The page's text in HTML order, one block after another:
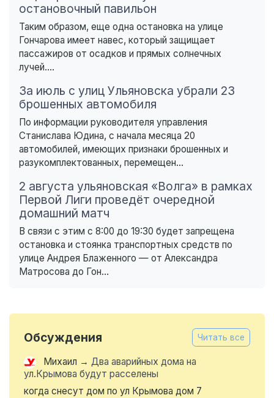
остановочный павильон
Таким образом, еще одна остановка на улице
Гончарова имеет навес, который защищает
пассажиров от осадков и прямых солнечных
лучей....
За июль с улиц Ульяновска убрали 23
брошенных автомобиля
По информации руководителя управления
Станислава Юдина, с начала месяца 20
автомобилей, имеющих признаки брошенных и
разукомплектованных, перемещен...
2 августа ульяновская «Волга» в рамках
Первой Лиги проведёт очередной
домашний матч
В связи с этим с 8:00 до 19:30 будет запрещена
остановка и стоянка транспортных средств по
улице Андрея Блаженного — от Александра
Матросова до Гон...
Обсуждения Читать все
Михаил → Два аварийных дома на
ул.Крымова будут расселены
когда снесут дом по ул Крымова дом 7